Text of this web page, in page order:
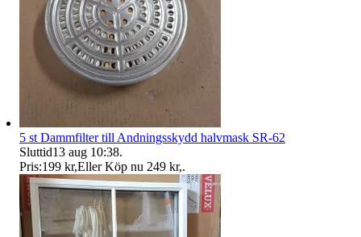
5 st Dammfilter till Andningsskydd halvmask SR-62
Sluttid13 aug 10:38.
Pris:199 kr,Eller Köp nu 249 kr,.